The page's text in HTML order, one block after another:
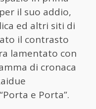
il suo addio,
ed altri siti di
il contrasto
lamentato con
di cronaca
e Porta”.